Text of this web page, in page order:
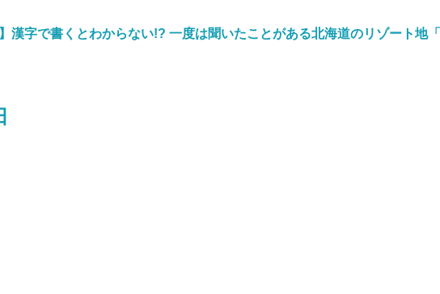
】漢字で書くとわからない!? 一度は聞いたことがある北海道のリゾート地